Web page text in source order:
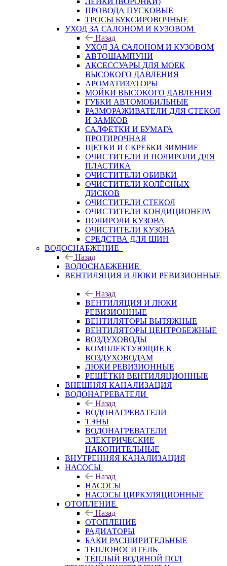
ПРОВОДА ПУСКОВЫЕ
ТРОСЫ БУКСИРОВОЧНЫЕ
УХОД ЗА САЛОНОМ И КУЗОВОМ
Назад
УХОД ЗА САЛОНОМ И КУЗОВОМ
АВТОШАМПУНИ
АКСЕССУАРЫ ДЛЯ МОЕК
ВЫСОКОГО ДАВЛЕНИЯ
АРОМАТИЗАТОРЫ
МОЙКИ ВЫСОКОГО ДАВЛЕНИЯ
ГУБКИ АВТОМОБИЛЬНЫЕ
РАЗМОРАЖИВАТЕЛИ ДЛЯ СТЕКОЛ
И ЗАМКОВ
САЛФЕТКИ И БУМАГА
ПРОТИРОЧНАЯ
ЩЕТКИ И СКРЕБКИ ЗИМНИЕ
ОЧИСТИТЕЛИ И ПОЛИРОЛИ ДЛЯ
ПЛАСТИКА
ОЧИСТИТЕЛИ ОБИВКИ
ОЧИСТИТЕЛИ КОЛЁСНЫХ
ДИСКОВ
ОЧИСТИТЕЛИ СТЕКОЛ
ОЧИСТИТЕЛИ КОНДИЦИОНЕРА
ПОЛИРОЛИ КУЗОВА
ОЧИСТИТЕЛИ КУЗОВА
СРЕДСТВА ДЛЯ ШИН
ВОДОСНАБЖЕНИЕ
Назад
ВОДОСНАБЖЕНИЕ
ВЕНТИЛЯЦИЯ И ЛЮКИ РЕВИЗИОННЫЕ
Назад
ВЕНТИЛЯЦИЯ И ЛЮКИ
РЕВИЗИОННЫЕ
ВЕНТИЛЯТОРЫ ВЫТЯЖНЫЕ
ВЕНТИЛЯТОРЫ ЦЕНТРОБЕЖНЫЕ
ВОЗДУХОВОДЫ
КОМПЛЕКТУЮЩИЕ К
ВОЗДУХОВОДАМ
ЛЮКИ РЕВИЗИОННЫЕ
РЕШЁТКИ ВЕНТИЛЯЦИОННЫЕ
ВНЕШНЯЯ КАНАЛИЗАЦИЯ
ВОДОНАГРЕВАТЕЛИ
Назад
ВОДОНАГРЕВАТЕЛИ
ТЭНЫ
ВОДОНАГРЕВАТЕЛИ
ЭЛЕКТРИЧЕСКИЕ
НАКОПИТЕЛЬНЫЕ
ВНУТРЕННЯЯ КАНАЛИЗАЦИЯ
НАСОСЫ
Назад
НАСОСЫ
НАСОСЫ ЦИРКУЛЯЦИОННЫЕ
ОТОПЛЕНИЕ
Назад
ОТОПЛЕНИЕ
РАДИАТОРЫ
БАКИ РАСШИРИТЕЛЬНЫЕ
ТЕПЛОНОСИТЕЛЬ
ТЁПЛЫЙ ВОДЯНОЙ ПОЛ